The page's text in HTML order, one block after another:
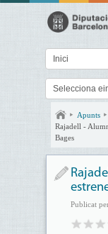
Apunts
Rajadell -
Bages
Publicat